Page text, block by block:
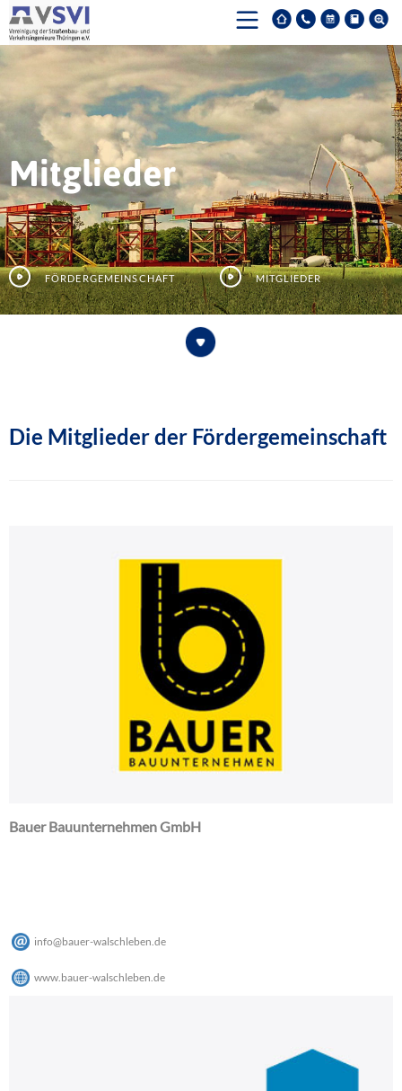
Mitglieder
Fördergemeinschaft Mitglieder
Die Mitglieder der Fördergemeinschaft
Bauer Bauunternehmen GmbH
info@bauer-walschleben.de
www.bauer-walschleben.de